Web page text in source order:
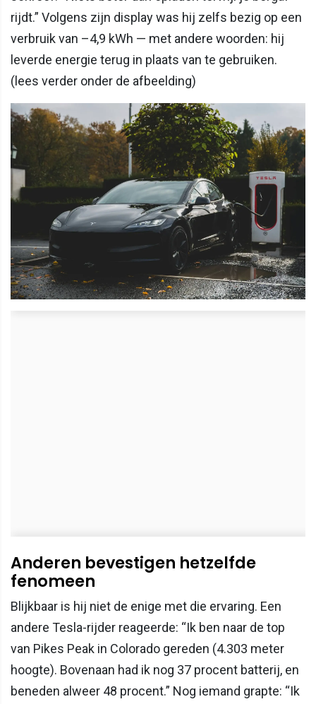
rijdt.” Volgens zijn display was hij zelfs bezig op een
verbruik van –4,9 kWh — met andere woorden: hij
leverde energie terug in plaats van te gebruiken.
(lees verder onder de afbeelding)
Anderen bevestigen hetzelfde
fenomeen
Blijkbaar is hij niet de enige met die ervaring. Een
andere Tesla-rijder reageerde: “Ik ben naar de top
van Pikes Peak in Colorado gereden (4.303 meter
hoogte). Bovenaan had ik nog 37 procent batterij, en
beneden alweer 48 procent.” Nog iemand grapte: “Ik